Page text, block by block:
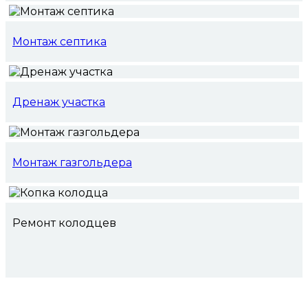
Монтаж септика
Дренаж участка
Монтаж газгольдера
Ремонт колодцев